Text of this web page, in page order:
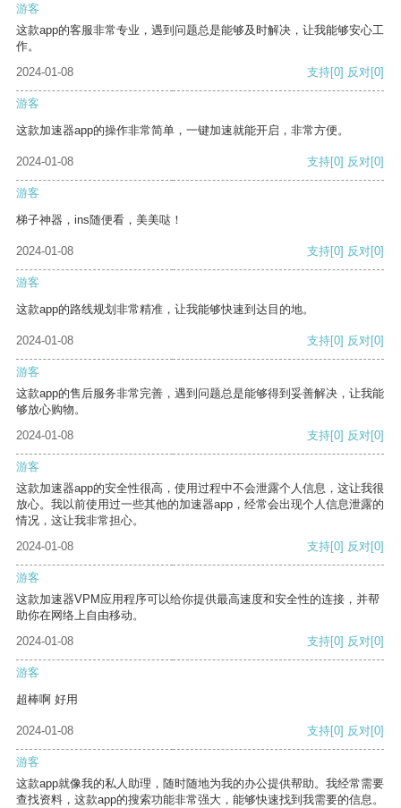
游客
这款app的客服非常专业，遇到问题总是能够及时解决，让我能够安心工
作。
2024-01-08
支持[0] 反对[0]
游客
这款加速器app的操作非常简单，一键加速就能开启，非常方便。
2024-01-08 支持[0] 反对[0]
游客
梯子神器，ins随便看，美美哒！
2024-01-08 支持[0] 反对[0]
游客
这款app的路线规划非常精准，让我能够快速到达目的地。
2024-01-08 支持[0] 反对[0]
游客
这款app的售后服务非常完善，遇到问题总是能够得到妥善解决，让我能
够放心购物。
2024-01-08
支持[0] 反对[0]
游客
这款加速器app的安全性很高，使用过程中不会泄露个人信息，这让我很
放心。我以前使用过一些其他的加速器app，经常会出现个人信息泄露的
情况，这让我非常担心。
2024-01-08
支持[0] 反对[0]
游客
这款加速器VPM应用程序可以给你提供最高速度和安全性的连接，并帮
助你在网络上自由移动。
2024-01-08
支持[0] 反对[0]
游客
超棒啊 好用
2024-01-08 支持[0] 反对[0]
游客
这款app就像我的私人助理，随时随地为我的办公提供帮助。我经常需要
查找资料，这款app的搜索功能非常强大，能够快速找到我需要的信息。